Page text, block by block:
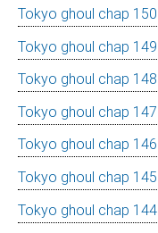
Tokyo ghoul chap 150
Tokyo ghoul chap 149
Tokyo ghoul chap 148
Tokyo ghoul chap 147
Tokyo ghoul chap 146
Tokyo ghoul chap 145
Tokyo ghoul chap 144